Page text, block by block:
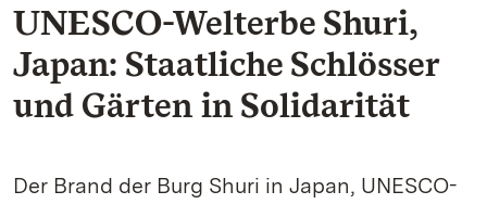
UNESCO-Welterbe Shuri,
Japan: Staatliche Schlösser
und Gärten in Solidarität
Der Brand der Burg Shuri in Japan, UNESCO-